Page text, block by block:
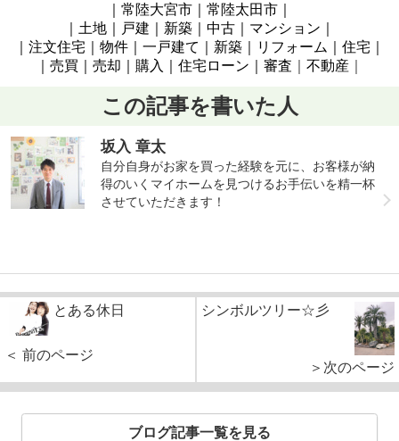
｜常陸大宮市 ｜常陸太田市
｜土地｜戸建｜新築｜中古｜マンション｜
｜注文住宅｜物件｜一戸建て｜新築｜リフォーム｜住宅｜
｜売買｜売却｜購入｜住宅ローン｜審査
不動産
この記事を書いた人
坂入 章太
自分自身がお家を買った経験を元に、お客様が納
得のいくマイホームを見つけるお手伝いを精一杯
させていただきます！
とある休日
＜ 前のページ
シンボルツリー☆彡
＞次のページ
ブログ記事一覧を見る